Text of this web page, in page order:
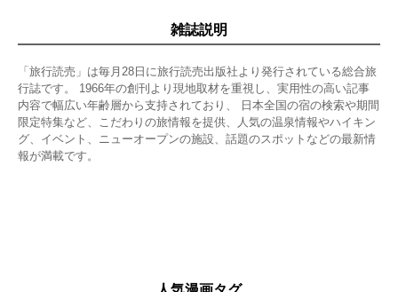
雑誌説明
「旅行読売」は毎月28日に旅行読売出版社より発行されている総合旅
行誌です。 1966年の創刊より現地取材を重視し、実用性の高い記事
内容で幅広い年齢層から支持されており、 日本全国の宿の検索や期間
限定特集など、こだわりの旅情報を提供、人気の温泉情報やハイキン
グ、イベント、ニューオープンの施設、話題のスポットなどの最新情
報が満載です。